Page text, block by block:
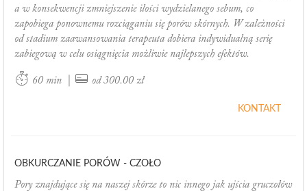
a w konsekwencji zmniejszenie ilości wydzielanego sebum, co
zapobiega ponownemu rozciąganiu się porów skórnych. W zależności
od stadium zaawansowania terapeuta dobiera indywidualną serię
zabiegową w celu osiągnięcia możliwie najlepszych efektów.
60 min od 300.00 zł
KONTAKT
OBKURCZANIE PORÓW - CZOŁO
Pory znajdujące się na naszej skórze to nic innego jak ujścia gruczołów